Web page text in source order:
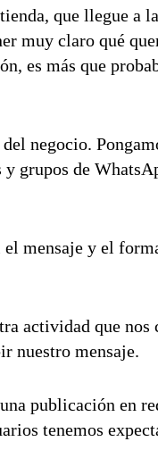
que llegue a
muy claro qué
es más que
negocio.
grupos de
el mensaje y el
actividad que nos
nuestro mensaje.
publicación en
tenemos